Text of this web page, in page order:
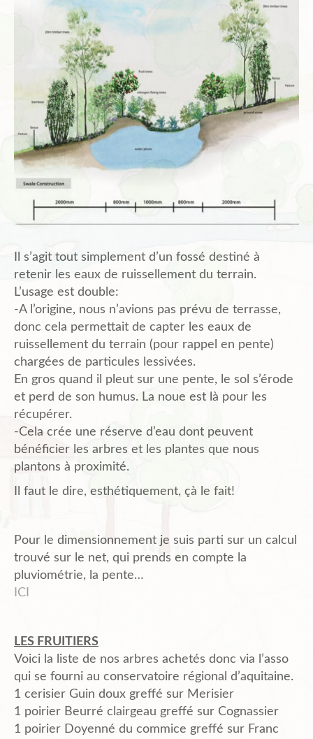
Il s’agit tout simplement d’un fossé destiné à
retenir les eaux de ruissellement du terrain.
L’usage est double:
-A l’origine, nous n’avions pas prévu de terrasse,
donc cela permettait de capter les eaux de
ruissellement du terrain (pour rappel en pente)
chargées de particules lessivées.
En gros quand il pleut sur une pente, le sol s’érode
et perd de son humus. La noue est là pour les
récupérer.
-Cela crée une réserve d’eau dont peuvent
bénéficier les arbres et les plantes que nous
plantons à proximité.
Il faut le dire, esthétiquement, çà le fait!
Pour le dimensionnement je suis parti sur un calcul
trouvé sur le net, qui prends en compte la
pluviométrie, la pente…
ICI
LES FRUITIERS
Voici la liste de nos arbres achetés donc via l’asso
qui se fourni au conservatoire régional d’aquitaine.
1 cerisier Guin doux greffé sur Merisier
1 poirier Beurré clairgeau greffé sur Cognassier
1 poirier Doyenné du commice greffé sur Franc